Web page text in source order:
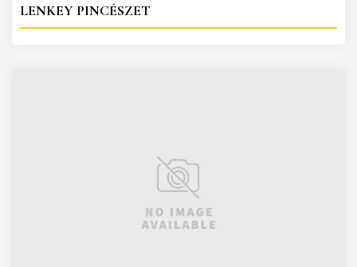
LENKEY PINCÉSZET